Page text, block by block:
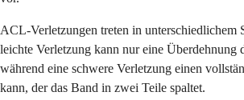
ACL-Verletzungen treten in unterschiedlichem
leichte Verletzung kann nur eine Überdehnung
während eine schwere Verletzung einen
kann, der das Band in zwei Teile spaltet.